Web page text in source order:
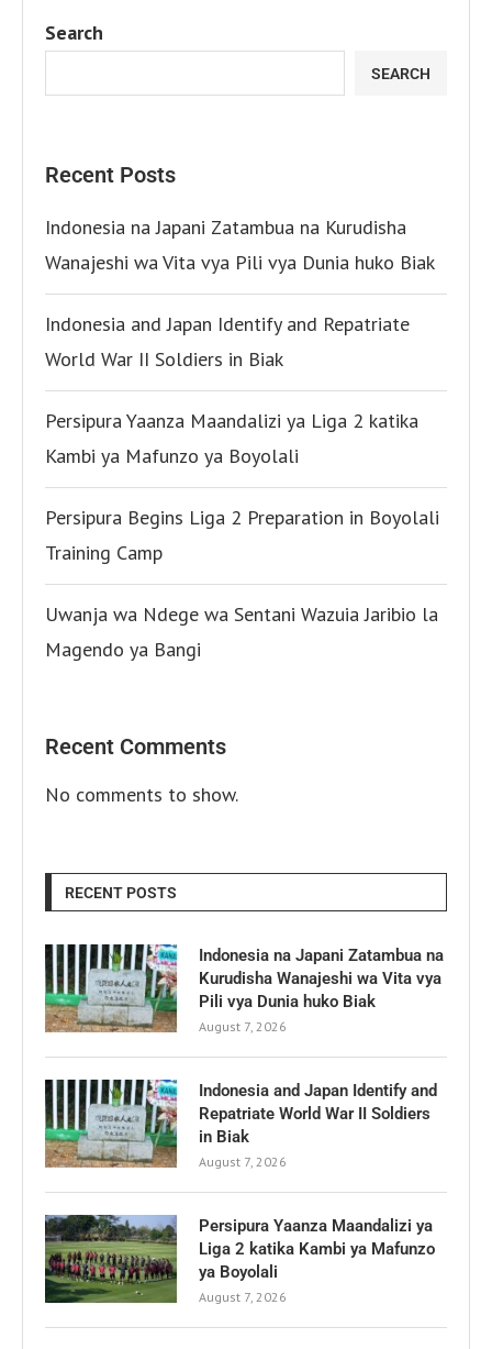
Search
SEARCH
Recent Posts
Indonesia na Japani Zatambua na Kurudisha
Wanajeshi wa Vita vya Pili vya Dunia huko Biak
Indonesia and Japan Identify and Repatriate
World War II Soldiers in Biak
Persipura Yaanza Maandalizi ya Liga 2 katika
Kambi ya Mafunzo ya Boyolali
Persipura Begins Liga 2 Preparation in Boyolali
Training Camp
Uwanja wa Ndege wa Sentani Wazuia Jaribio la
Magendo ya Bangi
Recent Comments
No comments to show.
RECENT POSTS
Indonesia na Japani Zatambua na
Kurudisha Wanajeshi wa Vita vya
Pili vya Dunia huko Biak
August 7, 2026
Indonesia and Japan Identify and
Repatriate World War II Soldiers
in Biak
August 7, 2026
Persipura Yaanza Maandalizi ya
Liga 2 katika Kambi ya Mafunzo
ya Boyolali
August 7, 2026